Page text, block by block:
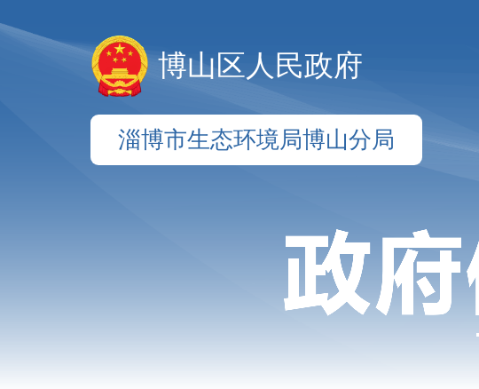
博山区人民政府
淄博市生态环境局博山分局